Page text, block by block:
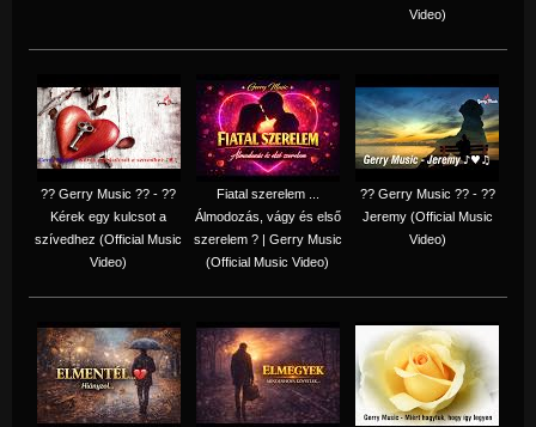
Video)
?? Gerry Music ?? - ??
Kérek egy kulcsot a
szívedhez (Official Music
Video)
Fiatal szerelem ...
Álmodozás, vágy és első
szerelem ? | Gerry Music
(Official Music Video)
?? Gerry Music ?? - ??
Jeremy (Official Music
Video)